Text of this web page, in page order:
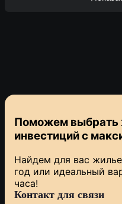
Поможем выбрать
инвестиций с
Найдем для вас
год или идеальный
часа!
Контакт для связи